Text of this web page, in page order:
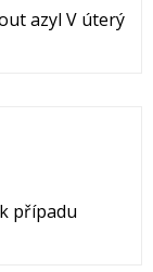
azyl V úterý
případu